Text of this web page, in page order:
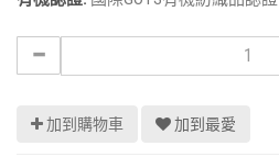
加到購物車 加到最愛